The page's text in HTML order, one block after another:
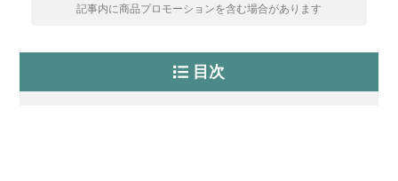
記事内に商品プロモーションを含む場合があります
目次